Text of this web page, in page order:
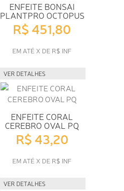
ENFEITE BONSAI
PLANTPRO OCTOPUS
R$ 451,80
EM ATÉ X DE R$ INF
VER DETALHES
ENFEITE CORAL
CEREBRO OVAL PQ
R$ 43,20
EM ATÉ X DE R$ INF
VER DETALHES